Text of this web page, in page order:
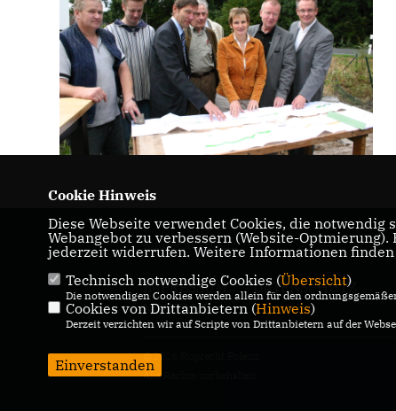
Ruprecht Polenz
IMPRESSUM
DATENSCHUTZ
KONTAKT
@2026 Ruprecht Polenz
Alle Rechte vorbehalten.
Cookie Hinweis
Diese Webseite verwendet Cookies, die
Webangebot zu verbessern (Website-
jederzeit widerrufen. Weitere Informationen
Technisch notwendige Cookies (Übersicht)
Die notwendigen Cookies werden allein für den
Cookies von Drittanbietern (Hinweis)
Derzeit verzichten wir auf Scripte von Drittanbietern auf der
Einverstanden